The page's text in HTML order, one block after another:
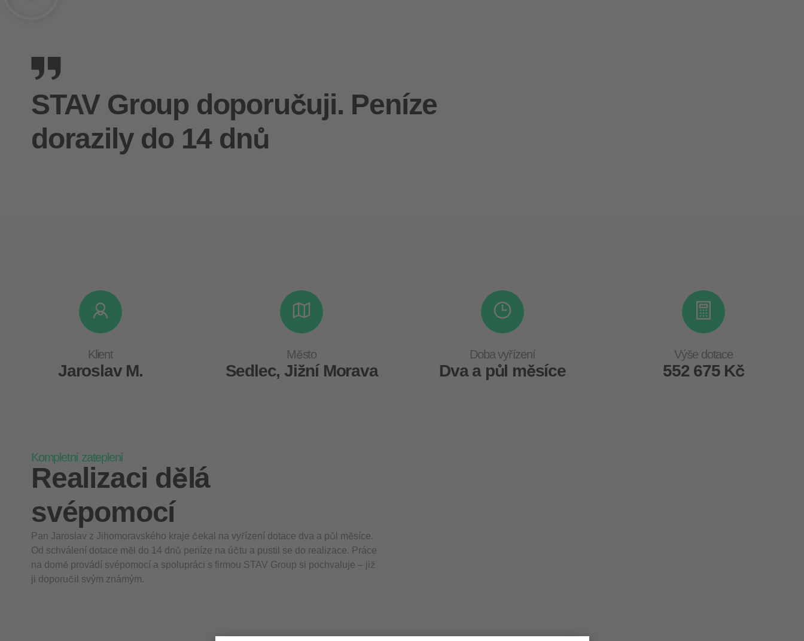
STAV Group doporučuji. Peníze
dorazily do 14 dnů
Klient
Jaroslav M.
Město
Sedlec, Jižní Morava
Doba vyřízení
Dva a půl měsíce
Výše dotace
552 675 Kč
Kompletní zateplení
Realizaci dělá
svépomocí
Pan Jaroslav z Jihomoravského kraje čekal na vyřízení dotace dva a půl měsíce.
Od schválení dotace měl do 14 dnů peníze na účtu a pustil se do realizace. Práce
na domě provádí svépomocí a spolupráci s firmou STAV Group si pochvaluje – již
ji doporučil svým známým.